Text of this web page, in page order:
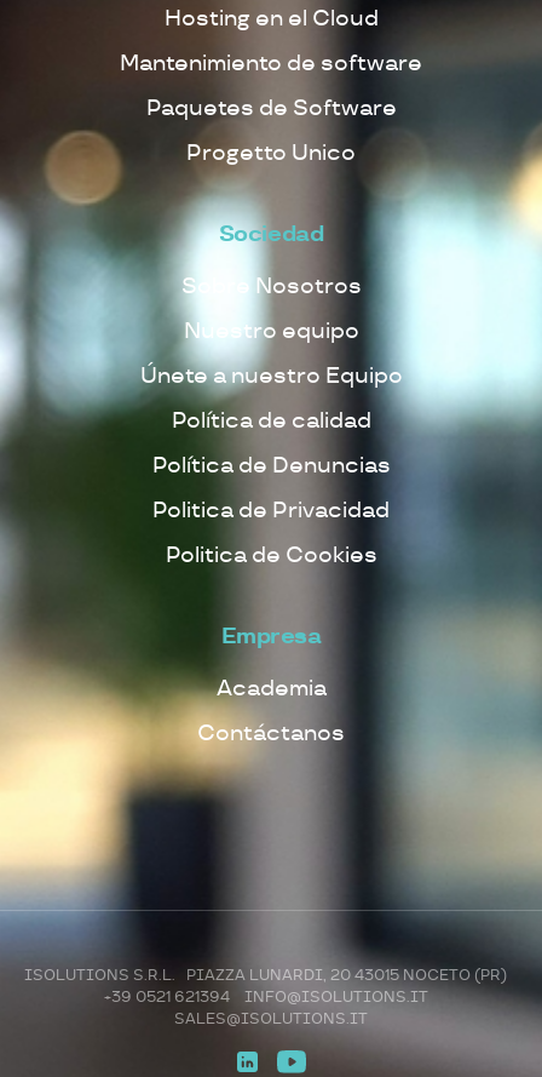
Hosting en el Cloud
Mantenimiento de software
Paquetes de Software
Progetto Unico
Sociedad
Sobre Nosotros
Nuestro equipo
Únete a nuestro Equipo
Política de calidad
Política de Denuncias
Politica de Privacidad
Politica de Cookies
Empresa
Academia
Contáctanos
ISOLUTIONS S.R.L. PIAZZA LUNARDI, 20 43015 NOCETO (PR)
+39 0521 621394
INFO@ISOLUTIONS.IT
SALES@ISOLUTIONS.IT